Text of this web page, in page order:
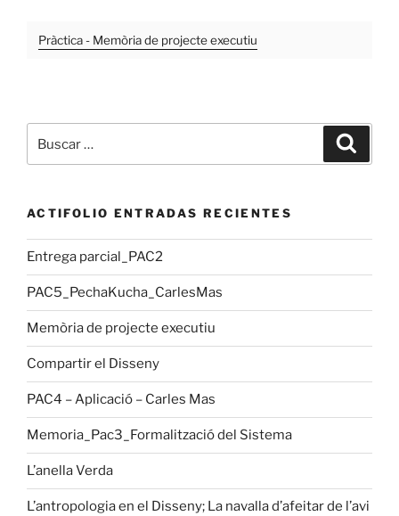
Pràctica - Memòria de projecte executiu
por:
ACTIFOLIO ENTRADAS RECIENTES
Entrega parcial_PAC2
PAC5_PechaKucha_CarlesMas
Memòria de projecte executiu
Compartir el Disseny
PAC4 – Aplicació – Carles Mas
Memoria_Pac3_Formalització del Sistema
L’anella Verda
L’antropologia en el Disseny; La navalla d’afeitar de l’avi